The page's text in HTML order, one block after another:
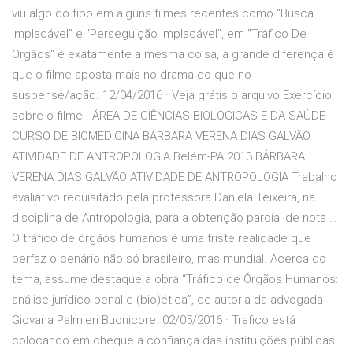
viu algo do tipo em alguns filmes recentes como "Busca
Implacável" e "Perseguição Implacável", em "Tráfico De
Orgãos" é exatamente a mesma coisa, a grande diferença é
que o filme aposta mais no drama do que no
suspense/ação. 12/04/2016 · Veja grátis o arquivo Exercício
sobre o filme . ÁREA DE CIÊNCIAS BIOLÓGICAS E DA SAÚDE
CURSO DE BIOMEDICINA BÁRBARA VERENA DIAS GALVÃO
ATIVIDADE DE ANTROPOLOGIA Belém-PA 2013 BÁRBARA
VERENA DIAS GALVÃO ATIVIDADE DE ANTROPOLOGIA Trabalho
avaliativo requisitado pela professora Daniela Teixeira, na
disciplina de Antropologia, para a obtenção parcial de nota …
O tráfico de órgãos humanos é uma triste realidade que
perfaz o cenário não só brasileiro, mas mundial. Acerca do
tema, assume destaque a obra “Tráfico de Órgãos Humanos:
análise jurídico-penal e (bio)ética”, de autoria da advogada
Giovana Palmieri Buonicore. 02/05/2016 · Trafico está
colocando em cheque a confiança das instituições públicas